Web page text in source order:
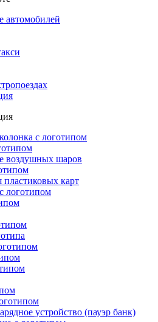
автомобилей
с логотипом
воздушных шаров
карт
логотипом
устройство (пауэр банк)